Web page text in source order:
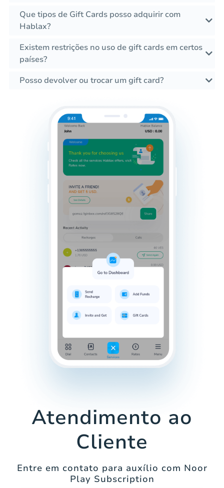
Que tipos de Gift Cards posso adquirir com
Hablax?
Existem restrições no uso de gift cards em certos
países?
Posso devolver ou trocar um gift card?
Atendimento ao
Cliente
Entre em contato para auxílio com Noor
Play Subscription